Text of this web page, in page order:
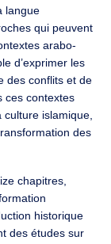
langue
qui peuvent
arabo-
d’exprimer les
des conflits et de
ces contextes
islamique,
des
chapitres,
historique
des études sur